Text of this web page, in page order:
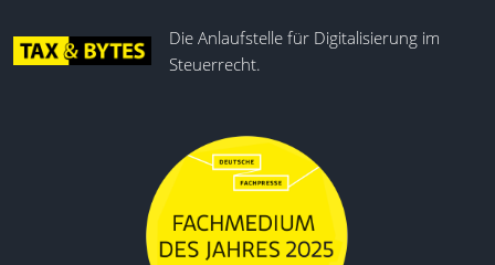
Die Anlaufstelle für Digitalisierung im
Steuerrecht.